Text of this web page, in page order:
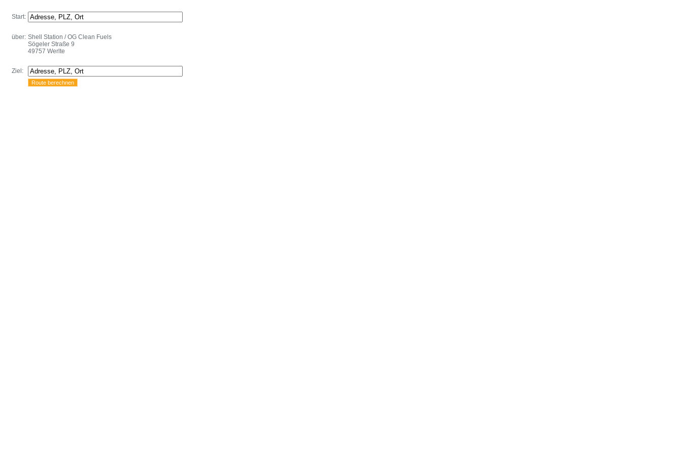
Start:
über: Shell Station / OG Clean Fuels
Sögeler Straße 9
49757 Werlte
Ziel: